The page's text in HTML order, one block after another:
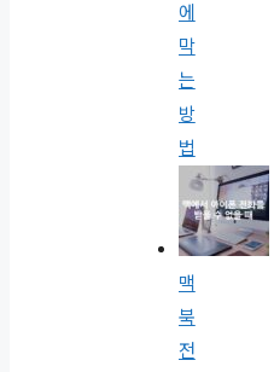
에
막
는
방
법
맥
북
전